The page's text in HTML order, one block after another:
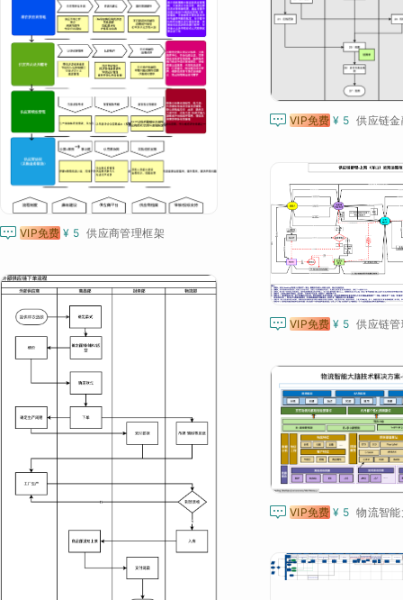
 VIP免费 ¥ 5 供应链
 VIP免费 ¥ 5 供应商管理框架
 VIP免费 ¥ 5
 VIP免费 ¥ 5